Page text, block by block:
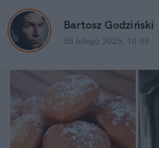
Bartosz Godziński
05 lutego 2025, 10:49